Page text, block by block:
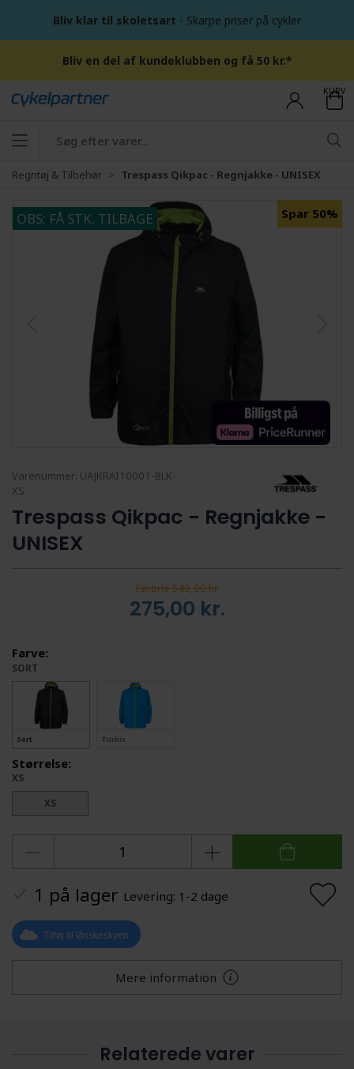
Bliv klar til skoletsart - Skarpe priser på cykler
Bliv en del af kundeklubben og få 50 kr.*
KURV
Regntøj & Tilbehør Trespass Qikpac - Regnjakke - UNISEX
OBS: FÅ STK. TILBAGE Spar 50%
Varenummer: UAJKRAI10001-BLK-
XS
Trespass Qikpac - Regnjakke -
UNISEX
Førpris 549,00 kr.
275,00 kr.
Farve:
SORT
Sort Turkis
Størrelse:
XS
XS
1 på lager Levering: 1-2 dage
Tilføj til Ønskeskyen
Mere information
Relaterede varer